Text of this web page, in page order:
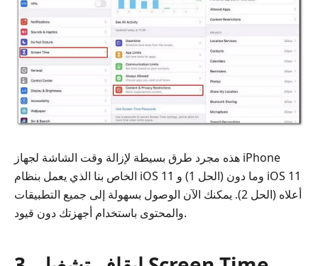
هذه مجرد طرق بسيطة لإزالة وقت الشاشة لجهاز iPhone
الخاص بنا الذي يعمل بنظام iOS 11 وما دون (الحل 1) و iOS 11
أعلاه (الحل 2). يمكنك الآن الوصول بسهولة إلى جميع التطبيقات
والمحتوى باستخدام أجهزتك دون قيود.